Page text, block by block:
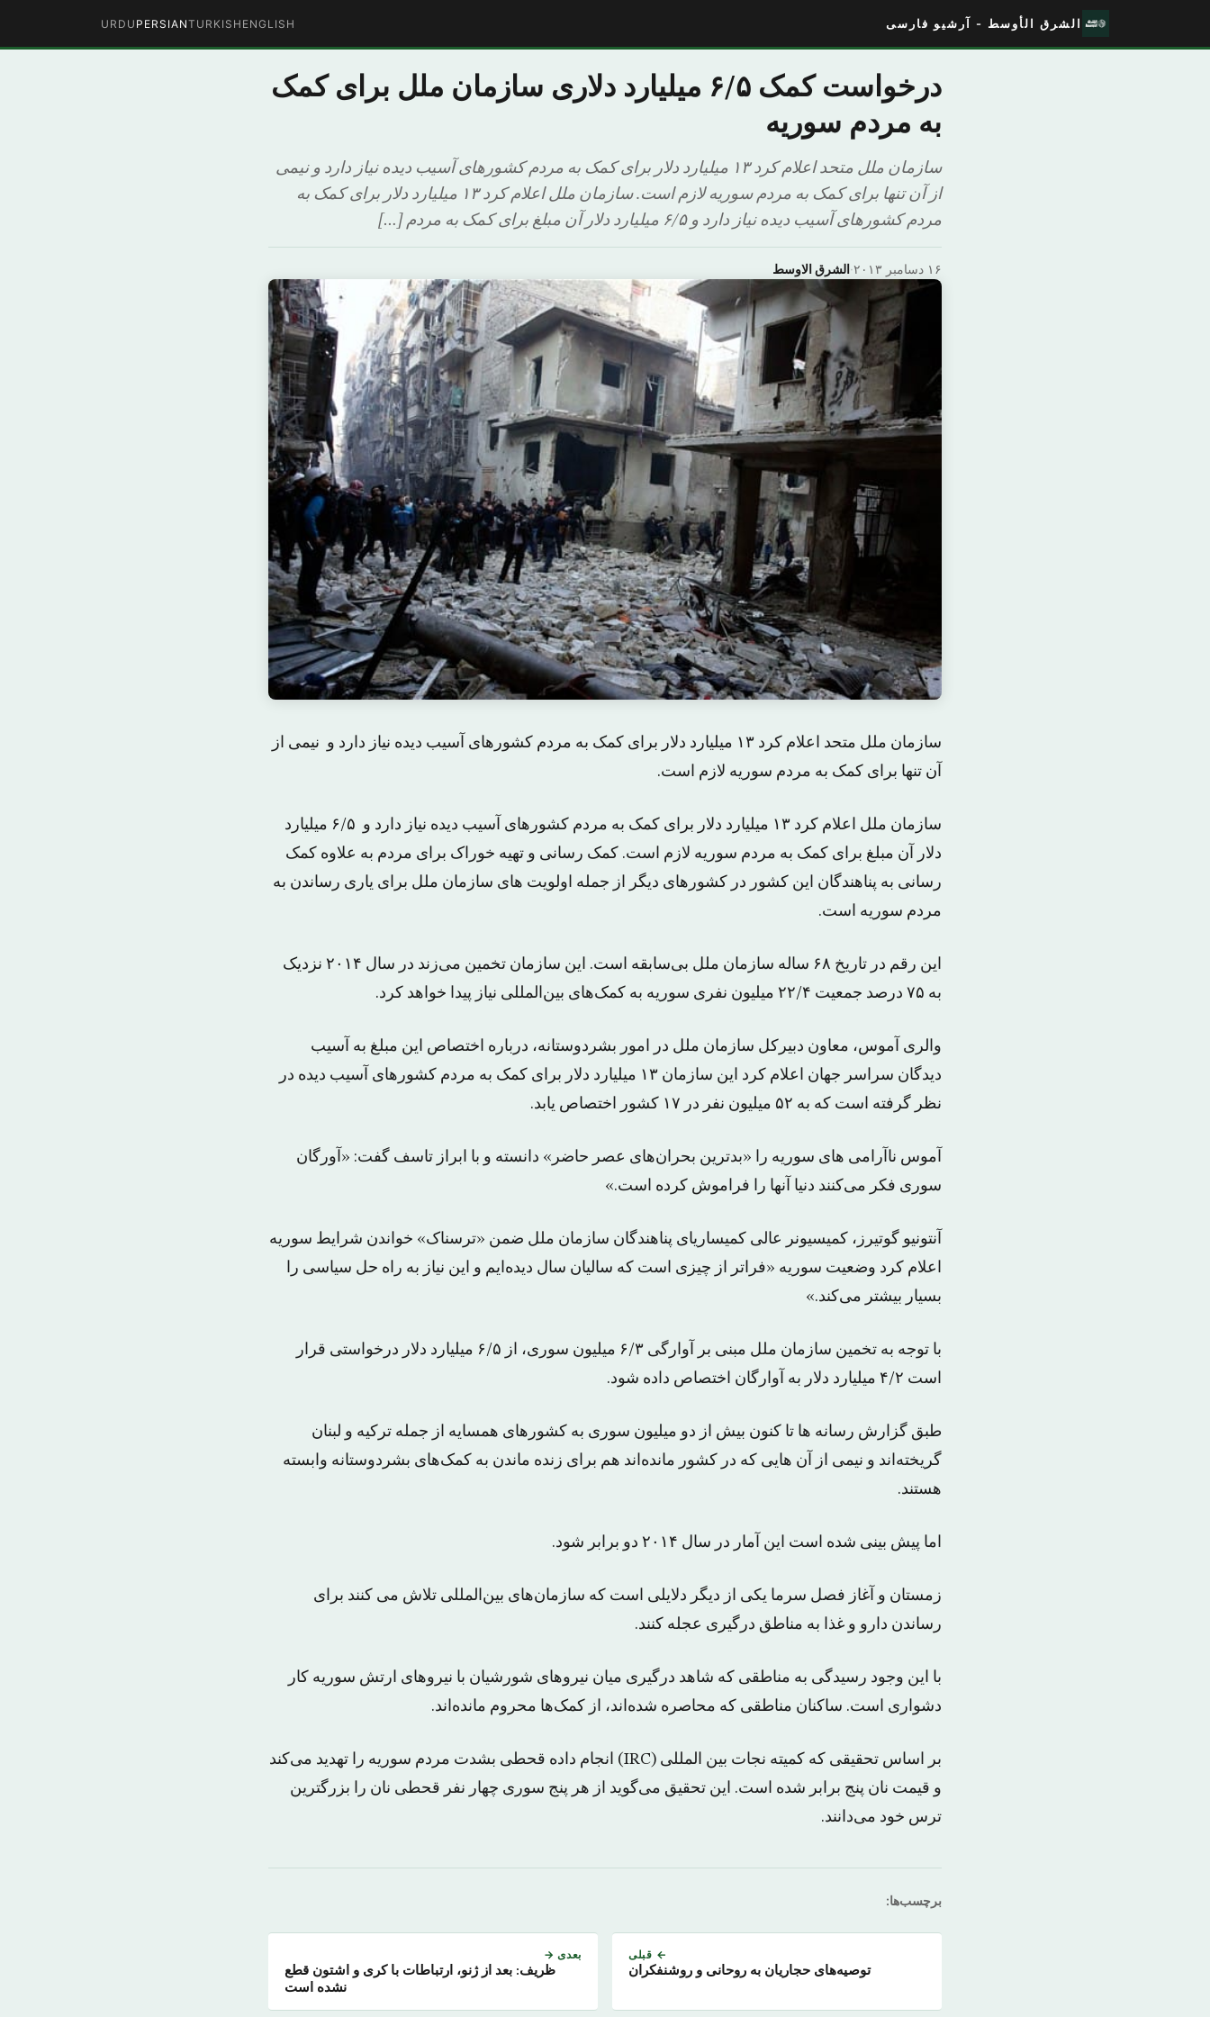
الشرق الأوسط - آرشیو فارسی ENGLISH
TURKISH
PERSIAN
URDU
درخواست کمک ۶/۵ میلیارد دلاری سازمان ملل برای کمک
به مردم سوریه
سازمان ملل متحد اعلام کرد ۱۳ میلیارد دلار برای کمک به مردم کشورهای آسیب دیده نیاز دارد و نیمی
از آن تنها برای کمک به مردم سوریه لازم است. سازمان ملل اعلام کرد ۱۳ میلیارد دلار برای کمک به
مردم کشورهای آسیب دیده نیاز دارد و ۶/۵ میلیارد دلار آن مبلغ برای کمک به مردم […]
الشرق الاوسط· ۱۶ دسامبر ۲۰۱۳
سازمان ملل متحد اعلام کرد ۱۳ میلیارد دلار برای کمک به مردم کشورهای آسیب دیده نیاز دارد و نیمی از
آن تنها برای کمک به مردم سوریه لازم است.
سازمان ملل اعلام کرد ۱۳ میلیارد دلار برای کمک به مردم کشورهای آسیب دیده نیاز دارد و ۶/۵ میلیارد
دلار آن مبلغ برای کمک به مردم سوریه لازم است. کمک رسانی و تهیه خوراک برای مردم به علاوه کمک
رسانی به پناهندگان این کشور در کشورهای دیگر از جمله اولویت های سازمان ملل برای یاری رساندن به
مردم سوریه است.
این رقم در تاریخ ۶۸ ساله سازمان ملل بی‌سابقه است. این سازمان تخمین می‌زند در سال ۲۰۱۴ نزدیک
به ۷۵ درصد جمعیت ۲۲/۴ میلیون نفری سوریه به کمک‌های بین‌المللی نیاز پیدا خواهد کرد.
والری آموس، معاون دبیرکل سازمان ملل در امور بشردوستانه، درباره اختصاص این مبلغ به آسیب
دیدگان سراسر جهان اعلام کرد این سازمان ۱۳ میلیارد دلار برای کمک به مردم کشورهای آسیب دیده در
نظر گرفته است که به ۵۲ میلیون نفر در ۱۷ کشور اختصاص یابد.
آموس ناآرامی های سوریه را «بدترین بحران‌های عصر حاضر» دانسته و با ابراز تاسف گفت: «آورگان
سوری فکر می‌کنند دنیا آنها را فراموش کرده است.»
آنتونیو گوتیرز، کمیسیونر عالی کمیساریای پناهندگان سازمان ملل ضمن «ترسناک» خواندن شرایط سوریه
اعلام کرد وضعیت سوریه «فراتر از چیزی است که سالیان سال دیده‌ایم و این نیاز به راه حل سیاسی را
بسیار بیشتر می‌کند.»
با توجه به تخمین سازمان ملل مبنی بر آوارگی ۶/۳ میلیون سوری، از ۶/۵ میلیارد دلار درخواستی قرار
است ۴/۲ میلیارد دلار به آوارگان اختصاص داده شود.
طبق گزارش رسانه ها تا کنون بیش از دو میلیون سوری به کشورهای همسایه از جمله ترکیه و لبنان
گریخته‌اند و نیمی از آن هایی که در کشور مانده‌اند هم برای زنده ماندن به کمک‌های بشردوستانه وابسته
هستند.
اما پیش بینی شده است این آمار در سال ۲۰۱۴ دو برابر شود.
زمستان و آغاز فصل سرما یکی از دیگر دلایلی است که سازمان‌های بین‌المللی تلاش می کنند برای
رساندن دارو و غذا به مناطق درگیری عجله کنند.
با این وجود رسیدگی به مناطقی که شاهد درگیری میان نیروهای شورشیان با نیروهای ارتش سوریه کار
دشواری است. ساکنان مناطقی که محاصره شده‌اند، از کمک‌ها محروم مانده‌اند.
بر اساس تحقیقی که کمیته نجات بین المللی (IRC) انجام داده قحطی بشدت مردم سوریه را تهدید می‌کند
و قیمت نان پنج برابر شده است. این تحقیق می‌گوید از هر پنج سوری چهار نفر قحطی نان را بزرگترین
ترس خود می‌دانند.
برچسب‌ها:
← قبلی
توصیه‌های حجاریان به روحانی و روشنفکران
بعدی →
ظریف: بعد از ژنو، ارتباطات با کری و اشتون قطع
نشده است